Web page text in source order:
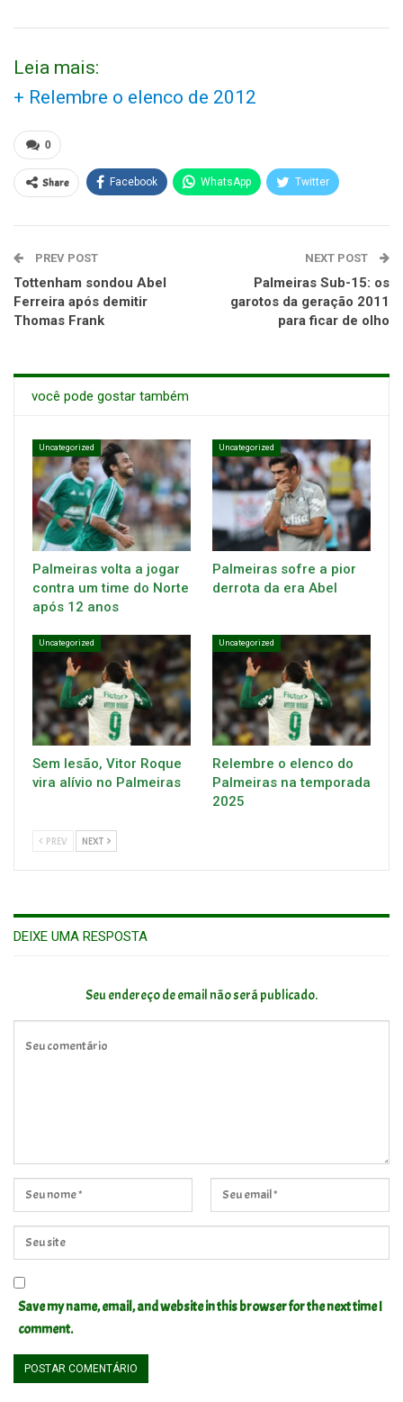
Leia mais:
+ Relembre o elenco de 2012
0
Share Facebook WhatsApp Twitter
PREV POST
Tottenham sondou Abel
Ferreira após demitir
Thomas Frank
NEXT POST
Palmeiras Sub-15: os
garotos da geração 2011
para ficar de olho
você pode gostar também
Uncategorized
Palmeiras volta a jogar
contra um time do Norte
após 12 anos
Uncategorized
Palmeiras sofre a pior
derrota da era Abel
Uncategorized
Sem lesão, Vitor Roque
vira alívio no Palmeiras
Uncategorized
Relembre o elenco do
Palmeiras na temporada
2025
PREV NEXT
DEIXE UMA RESPOSTA
Seu endereço de email não será publicado.
Save my name, email, and website in this browser for the next time I
comment.